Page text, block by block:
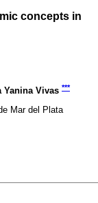
concepts in
Yanina Vivas ***
Mar del Plata